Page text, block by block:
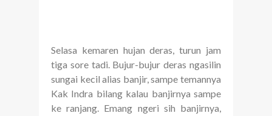
Selasa kemaren hujan deras, turun jam
tiga sore tadi. Bujur-bujur deras ngasilin
sungai kecil alias banjir, sampe temannya
Kak Indra bilang kalau banjirnya sampe
ke ranjang. Emang ngeri sih banjirnya,